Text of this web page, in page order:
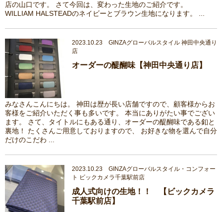
店の山口です。 さて今回は、変わった生地のご紹介です。
WILLIAM HALSTEADのネイビーとブラウン生地になります。 ...
2023.10.23 GINZAグローバルスタイル 神田中央通り
店
オーダーの醍醐味【神田中央通り店】
みなさんこんにちは。 神田は歴が長い店舗ですので、顧客様からお
客様をご紹介いただく事も多いです。 本当にありがたい事でござい
ます。 さて、タイトルにもある通り、オーダーの醍醐味である釦と
裏地！ たくさんご用意しておりますので、 お好きな物を選んで自分
だけのこだわ ...
2023.10.23 GINZAグローバルスタイル・コンフォー
ト ビックカメラ千葉駅前店
成人式向けの生地！！ 【ビックカメラ
千葉駅前店】